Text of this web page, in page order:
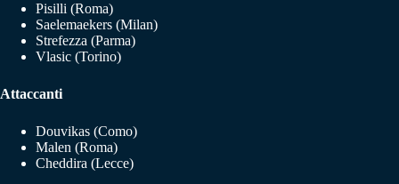
Pisilli (Roma)
Saelemaekers (Milan)
Strefezza (Parma)
Vlasic (Torino)
Attaccanti
Douvikas (Como)
Malen (Roma)
Cheddira (Lecce)